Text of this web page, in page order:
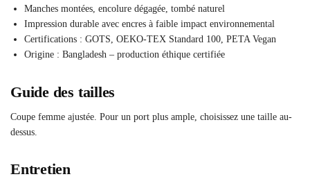
Manches montées, encolure dégagée, tombé naturel
Impression durable avec encres à faible impact environnemental
Certifications : GOTS, OEKO-TEX Standard 100, PETA Vegan
Origine : Bangladesh – production éthique certifiée
Guide des tailles
Coupe femme ajustée. Pour un port plus ample, choisissez une taille au-
dessus.
Entretien